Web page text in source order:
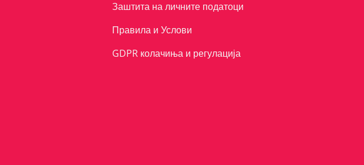
Заштита на личните податоци
Правила и Услови
GDPR колачиња и регулација